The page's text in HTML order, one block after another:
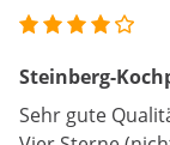
Steinberg-
Sehr gute